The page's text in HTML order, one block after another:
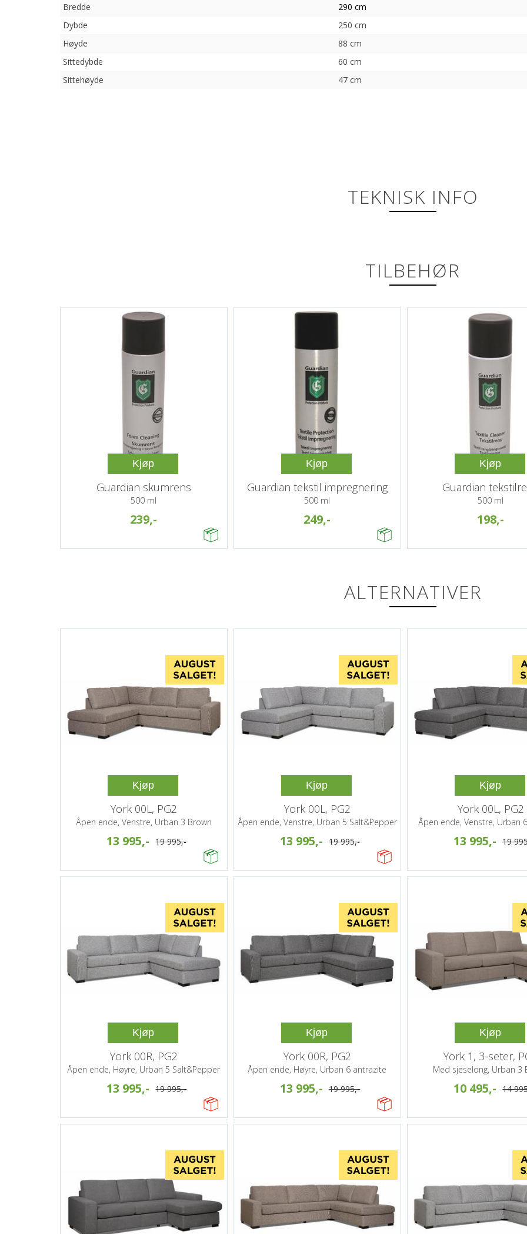
Bredde
290 cm
Dybde
250 cm
Høyde
88 cm
Sittedybde
60 cm
Sittehøyde
47 cm
TEKNISK INFO
TILBEHØR
Kjøp
Guardian skumrens
500 ml
239,-
Kjøp
Guardian tekstil impregnering
500 ml
249,-
Kjøp
Guardian
500 ml
198,-
ALTERNATIVER
Kjøp
York 00L, PG2
Åpen ende, Venstre, Urban 3 Brown
13 995,- 19 995,-
Kjøp
York 00L, PG2
Åpen ende, Venstre, Urban 5 Salt&Pepper
13 995,- 19 995,-
Kjøp
York 00L, PG2
Åpen ende, Venstre, Urban
13 995,- 19
Kjøp
York 00R, PG2
Åpen ende, Høyre, Urban 5 Salt&Pepper
13 995,- 19 995,-
Kjøp
York 00R, PG2
Åpen ende, Høyre, Urban 6 antrazite
13 995,- 19 995,-
Kjøp
York 1, 3-seter,
Med sjeselong, Urban 3
10 495,- 14